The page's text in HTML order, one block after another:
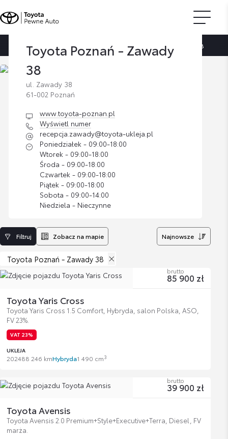
Strona główna Znajdź dilera Toyota Poznań - Zawady 38
Toyota Poznań - Zawady
38
ul. Zawady 38
61-002 Poznań
www.toyota-poznan.pl
Wyświetl numer
recepcja.zawady@toyota-ukleja.pl
Poniedziałek - 09:00-18:00
Wtorek - 09:00-18:00
Środa - 09:00-18:00
Czwartek - 09:00-18:00
Piątek - 09:00-18:00
Sobota - 09:00-14:00
Niedziela - Nieczynne
Filtruj Zobacz na mapie Najnowsze
Toyota Poznań - Zawady 38
Toyota Yaris Cross
Toyota Yaris Cross 1.5 Comfort, Hybryda, salon Polska, ASO,
FV 23%.
VAT 23%
UKLEJA
202488 246 kmHybryda1 490 cm3
brutto
85 900 zł
Toyota Avensis
Toyota Avensis 2.0 Premium+Style+Executive+Terra, Diesel, FV
marża.
brutto
39 900 zł